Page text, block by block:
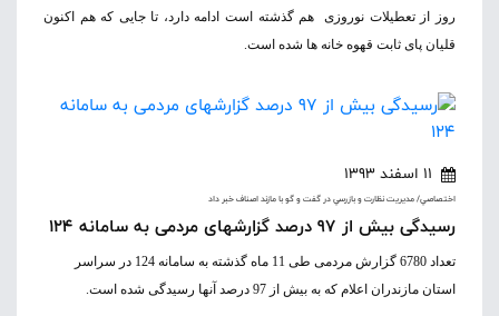
روز از تعطیلات نوروزی هم گذشته است ادامه دارد، تا جایی که هم اکنون
قلیان پای ثابت قهوه خانه ها شده است.
11 اسفند 1393
اختصاصي/ مديريت نظارت و بازرسي در گفت و گو با مازند اصناف خبر داد
رسیدگی بیش از 97 درصد گزارشهای مردمی به سامانه 124
تعداد 6780 گزارش مردمی طی 11 ماه گذشته به سامانه 124 در سراسر
استان مازندران اعلام که به بیش از 97 درصد آنها رسیدگی شده است.